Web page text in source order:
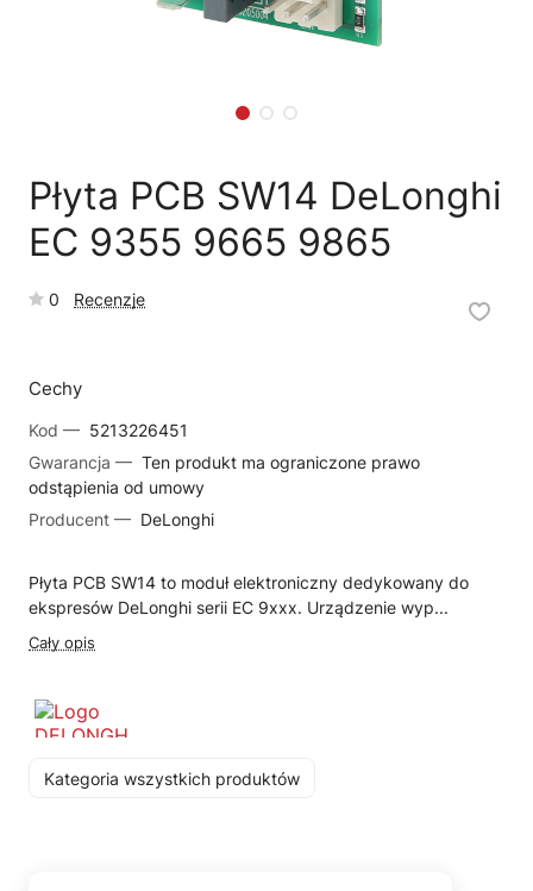
Płyta PCB SW14 DeLonghi
EC 9355 9665 9865
0 Recenzje
Cechy
Kod — 5213226451
Gwarancja — Ten produkt ma ograniczone prawo
odstąpienia od umowy
Producent — DeLonghi
Płyta PCB SW14 to moduł elektroniczny dedykowany do
ekspresów DeLonghi serii EC 9xxx. Urządzenie wyp...
Cały opis
Kategoria wszystkich produktów
Reklamacja towaru